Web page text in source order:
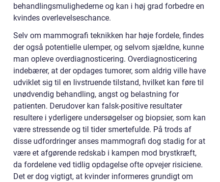
behandlingsmulighederne og kan i høj grad forbedre en
kvindes overlevelseschance.
Selv om mammografi teknikken har høje fordele, findes
der også potentielle ulemper, og selvom sjældne, kunne
man opleve overdiagnosticering. Overdiagnosticering
indebærer, at der opdages tumorer, som aldrig ville have
udviklet sig til en livstruende tilstand, hvilket kan føre til
unødvendig behandling, angst og belastning for
patienten. Derudover kan falsk-positive resultater
resultere i yderligere undersøgelser og biopsier, som kan
være stressende og til tider smertefulde. På trods af
disse udfordringer anses mammografi dog stadig for at
være et afgørende redskab i kampen mod brystkræft,
da fordelene ved tidlig opdagelse ofte opvejer risiciene.
Det er dog vigtigt, at kvinder informeres grundigt om